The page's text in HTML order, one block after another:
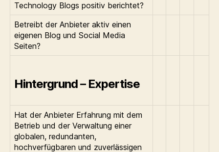
Technology Blogs positiv berichtet?
Betreibt der Anbieter aktiv einen
eigenen Blog und Social Media
Seiten?
Hintergrund – Expertise
Hat der Anbieter Erfahrung mit dem
Betrieb und der Verwaltung einer
globalen, redundanten,
hochverfügbaren und zuverlässigen